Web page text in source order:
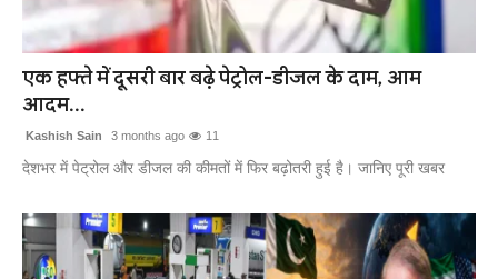
एक हफ्ते में दूसरी बार बढ़े पेट्रोल-डीजल के दाम, आम
आदम...
Kashish Sain 3 months ago 11
देशभर में पेट्रोल और डीजल की कीमतों में फिर बढ़ोतरी हुई है। जानिए पूरी खबर